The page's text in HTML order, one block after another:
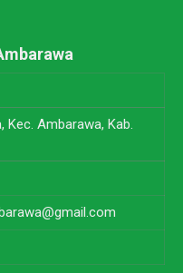
Ambarawa, Kab.